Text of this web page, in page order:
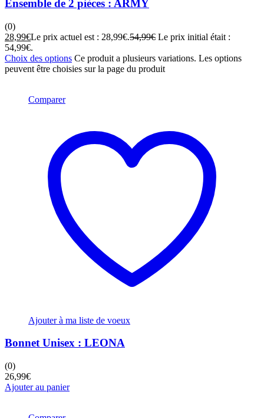
Ensemble de 2 pièces : ARMY
(0)
28,99€Le prix actuel est : 28,99€.54,99€ Le prix initial était :
54,99€.
Choix des options Ce produit a plusieurs variations. Les options
peuvent être choisies sur la page du produit
Comparer
Ajouter à ma liste de voeux
Bonnet Unisex : LEONA
(0)
26,99€
Ajouter au panier